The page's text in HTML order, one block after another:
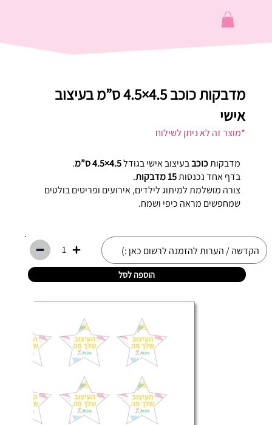
מדבקות כוכב 4.5×4.5 ס”מ בעיצוב
אישי
*מוצר זה לא ניתן לשילוח
מדבקותכוכבבעיצוב אישי בגודל4.5×4.5 ס”מ
.
בדף אחד נכנסות15 מדבקות
.
צורה מושלמת למיתוג לילדים, אירועים ופריטים בולטים
שמחפשים מראה כיפי ושמח.
1
הוספה לסל